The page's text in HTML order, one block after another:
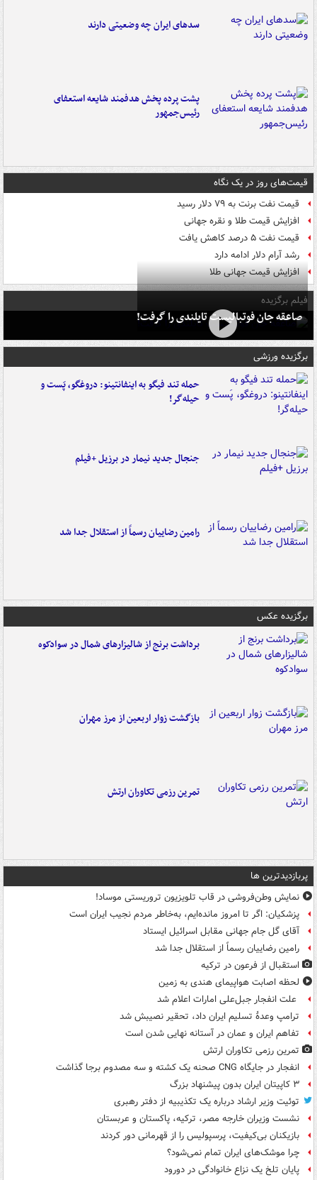
سدهای ایران چه وضعیتی دارند
پشت پرده پخش هدفمند شایعه استعفای
رئیس‌جمهور
قیمت‌های روز در یک نگاه
قیمت نفت برنت به ۷۹ دلار رسید
افزایش قیمت طلا و نقره جهانی
قیمت نفت ۵ درصد کاهش یافت
رشد آرام دلار ادامه دارد
افزایش قیمت جهانی طلا
فیلم برگزیده
صاعقه جان فوتبالیست تایلندی را گرفت!
برگزیده ورزشی
حمله تند فیگو به اینفانتینو: دروغگو، پَست‌ و
حیله‌گر!
جنجال جدید نیمار در برزیل +فیلم
رامین رضاییان رسماً از استقلال جدا شد
برگزیده عکس
برداشت برنج از شالیزارهای شمال در سوادکوه
بازگشت زوار اربعین از مرز مهران
تمرین رزمی تکاوران ارتش
پربازدیدترین ها
نمایش وطن‌فروشی در قاب تلویزیون تروریستی موساد!
پزشکیان: اگر تا امروز مانده‌ایم، به‌خاطر مردم نجیب ایران است
آقای گل جام جهانی مقابل اسرائیل ایستاد
رامین رضاییان رسماً از استقلال جدا شد
استقبال از فرعون در ترکیه
لحظه اصابت هواپیمای هندی به زمین
علت انفجار جبل‌علی امارات اعلام شد
ترامپ وعدۀ تسلیم ایران داد، تحقیر نصیبش شد
تفاهم ایران و عمان در آستانه نهایی شدن است
تمرین رزمی تکاوران ارتش
انفجار در جایگاه CNG صحنه یک کشته و سه مصدوم برجا گذاشت
۳ کاپیتان ایران بدون پیشنهاد بزرگ
توئیت وزیر ارشاد درباره یک تکذیبیه از دفتر رهبری
نشست وزیران خارجه مصر، ترکیه، پاکستان و عربستان
بازیکنان بی‌کیفیت، پرسپولیس را از قهرمانی دور کردند
چرا موشک‌های ایران تمام نمی‌شود؟
پایان تلخ یک نزاع خانوادگی در دورود